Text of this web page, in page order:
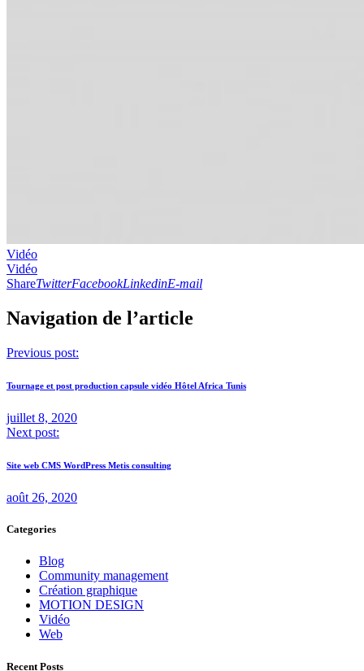
Vidéo
Vidéo
ShareTwitterFacebookLinkedinE-mail
Navigation de l’article
Previous post:
Tournage et post production capsule vidéo Hôtel Africa Tunis
juillet 8, 2020
Next post:
Site web CMS WordPress Metis consulting
août 26, 2020
Categories
Blog
Community management
Création graphique
MOTION DESIGN
Vidéo
Web
Recent Posts